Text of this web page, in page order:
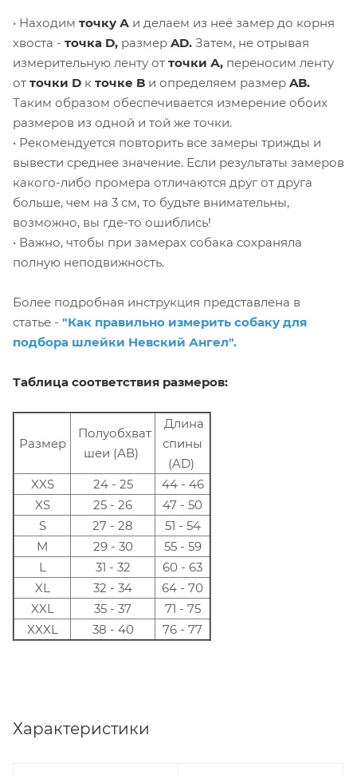
• Находим точку А и делаем из неё замер до корня
хвоста - точка D, размер AD. Затем, не отрывая
измерительную ленту от точки А, переносим ленту
от точки D к точке B и определяем размер AB.
Таким образом обеспечивается измерение обоих
размеров из одной и той же точки.
• Рекомендуется повторить все замеры трижды и
вывести среднее значение. Если результаты замеров
какого-либо промера отличаются друг от друга
больше, чем на 3 см, то будьте внимательны,
возможно, вы где-то ошиблись!
• Важно, чтобы при замерах собака сохраняла
полную неподвижность.
Более подробная инструкция представлена в
статье - "Как правильно измерить собаку для
подбора шлейки Невский Ангел".
Таблица соответствия размеров:
Размер
Полуобхват
шеи (АВ)
Длина
спины
(AD)
XXS
24 - 25
44 - 46
XS
25 - 26
47 - 50
S
27 - 28
51 - 54
M
29 - 30
55 - 59
L
31 - 32
60 - 63
XL
32 - 34
64 - 70
XXL
35 - 37
71 - 75
XXXL
38 - 40 76 - 77
Характеристики